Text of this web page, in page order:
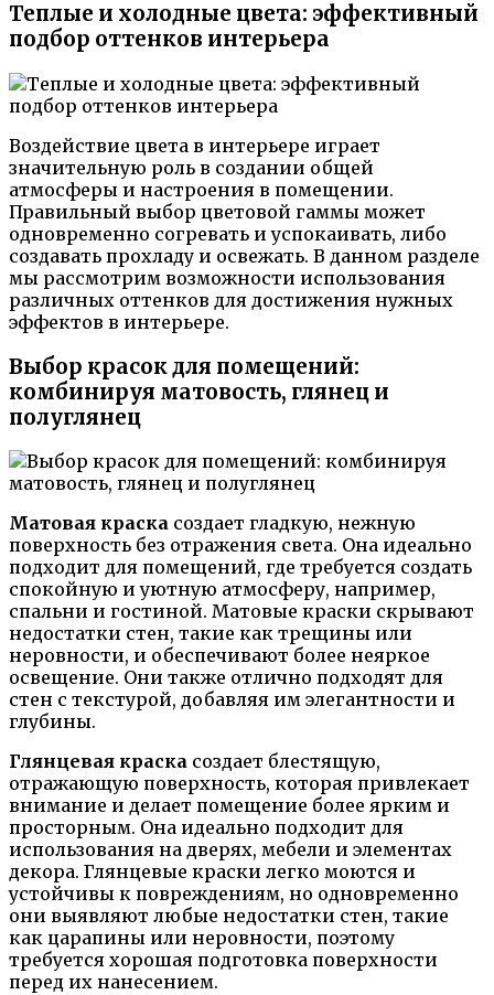
Теплые и холодные цвета: эффективный
подбор оттенков интерьера
Воздействие цвета в интерьере играет
значительную роль в создании общей
атмосферы и настроения в помещении.
Правильный выбор цветовой гаммы может
одновременно согревать и успокаивать, либо
создавать прохладу и освежать. В данном разделе
мы рассмотрим возможности использования
различных оттенков для достижения нужных
эффектов в интерьере.
Выбор красок для помещений:
комбинируя матовость, глянец и
полуглянец
Матовая краска создает гладкую, нежную
поверхность без отражения света. Она идеально
подходит для помещений, где требуется создать
спокойную и уютную атмосферу, например,
спальни и гостиной. Матовые краски скрывают
недостатки стен, такие как трещины или
неровности, и обеспечивают более неяркое
освещение. Они также отлично подходят для
стен с текстурой, добавляя им элегантности и
глубины.
Глянцевая краска создает блестящую,
отражающую поверхность, которая привлекает
внимание и делает помещение более ярким и
просторным. Она идеально подходит для
использования на дверях, мебели и элементах
декора. Глянцевые краски легко моются и
устойчивы к повреждениям, но одновременно
они выявляют любые недостатки стен, такие
как царапины или неровности, поэтому
требуется хорошая подготовка поверхности
перед их нанесением.